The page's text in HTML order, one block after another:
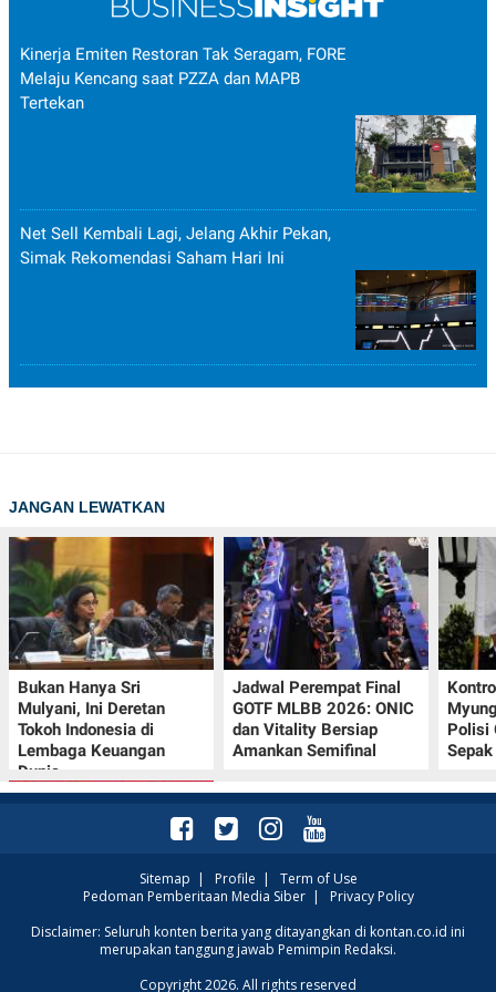
Kinerja Emiten Restoran Tak Seragam, FORE
Melaju Kencang saat PZZA dan MAPB
Tertekan
Net Sell Kembali Lagi, Jelang Akhir Pekan,
Simak Rekomendasi Saham Hari Ini
JANGAN LEWATKAN
Bukan Hanya Sri
Mulyani, Ini Deretan
Tokoh Indonesia di
Lembaga Keuangan
Dunia
Jadwal Perempat Final
GOTF MLBB 2026: ONIC
dan Vitality Bersiap
Amankan Semifinal
Polisi
Promo JSM Superindo
7–9 Agustus 2026,
Sitemap | Profile | Term of Use
Pedoman Pemberitaan Media Siber| Privacy Policy
Disclaimer: Seluruh konten berita yang ditayangkan di kontan.co.id ini
merupakan tanggung jawab Pemimpin Redaksi.
Copyright 2026. All rights reserved